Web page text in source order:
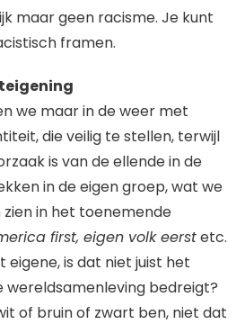
maar geen racisme. Je kunt
framen.
we maar in de weer met
die veilig te stellen, terwijl
is van de ellende in de
in de eigen groep, wat we
in het toenemende
first, eigen volk eerstetc.
eigene, is dat niet juist het
bedreigt?
of bruin of zwart ben, niet dat